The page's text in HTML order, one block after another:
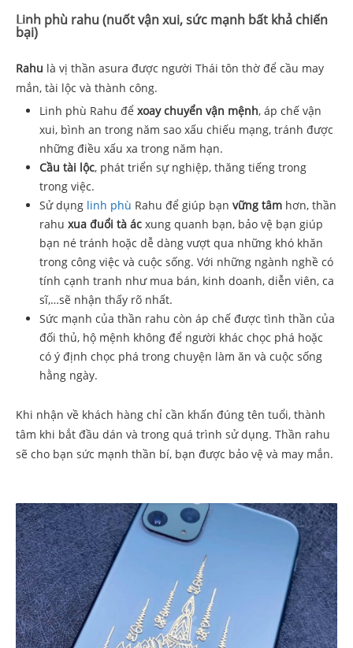
Linh phù rahu (nuốt vận xui, sức mạnh bất khả chiến
bại)
Rahu là vị thần asura được người Thái tôn thờ để cầu may
mắn, tài lộc và thành công.
Linh phù Rahu để xoay chuyển vận mệnh, áp chế vận
xui, bình an trong năm sao xấu chiếu mạng, tránh được
những điều xấu xa trong năm hạn.
Cầu tài lộc, phát triển sự nghiệp, thăng tiếng trong
trong việc.
Sử dụng linh phù Rahu để giúp bạn vững tâm hơn, thần
rahu xua đuổi tà ác xung quanh bạn, bảo vệ bạn giúp
bạn né tránh hoặc dễ dàng vượt qua những khó khăn
trong công việc và cuộc sống. Với những ngành nghề có
tính cạnh tranh như mua bán, kinh doanh, diễn viên, ca
sĩ,…sẽ nhận thấy rõ nhất.
Sức mạnh của thần rahu còn áp chế được tình thần của
đối thủ, hộ mệnh không để người khác chọc phá hoặc
có ý định chọc phá trong chuyện làm ăn và cuộc sống
hằng ngày.
Khi nhận về khách hàng chỉ cần khấn đúng tên tuổi, thành
tâm khi bắt đầu dán và trong quá trình sử dụng. Thần rahu
sẽ cho bạn sức mạnh thần bí, bạn được bảo vệ và may mắn.